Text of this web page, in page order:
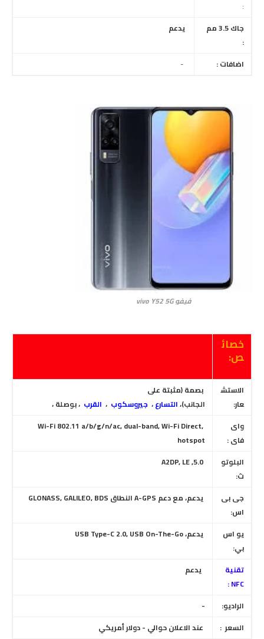
:
جاك 3.5 مم
:
يدعم
اضافات : -
فيفو vivo Y52 5G
خصائ
ص:
الاستش
عار:
بصمة (مثبتة على
الجانب)،التسارع، جيروسكوب ، القرب ، بوصلة ،
واى
فاى :
Wi-Fi 802.11 a/b/g/n/ac, dual-band, Wi-Fi Direct,
hotspot
البلوتو
ث:
5.0, A2DP, LE
جى بى
اس:
يدعم، مع دعم A-GPS النطاق GLONASS, GALILEO, BDS
يو اس
بي:
يدعم، USB Type-C 2.0, USB On-The-Go
تقنية
NFC :
يدعم
الراديو:
-
السعر :
عند الاعلان حوالي - دولار أمريكي